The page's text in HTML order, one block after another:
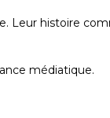
Leur histoire
médiatique.